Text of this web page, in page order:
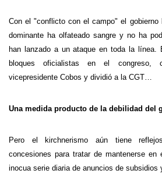
Con el "conflicto con el campo" el
dominante ha olfateado sangre y no ha
han lanzado a un ataque en toda la línea.
bloques oficialistas en el congreso,
vicepresidente Cobos y dividió a la CGT…
Una medida producto de la debilidad del
Pero el kirchnerismo aún tiene
concesiones para tratar de mantenerse en
inocua serie diaria de anuncios de subsidios